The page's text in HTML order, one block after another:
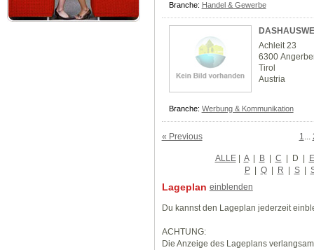
Branche: Handel & Gewerbe
Achleit 23
6300
Tirol
Austria
Branche: Werbung & Kommunikation
« Previous 1
ALLE| A | B | C | D | E
P | Q | R | S |
Lageplan einblenden
Du kannst den Lageplan jederzeit
ACHTUNG:
Die Anzeige des Lageplans